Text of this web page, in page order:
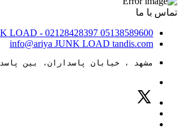
تماس با ما
05138589600
LOAD - 02128428397
info@ariya JUNK LOAD tandis.com
مشهد ، خیابان پاسداران، بین پاسداران ۴ و ۶،